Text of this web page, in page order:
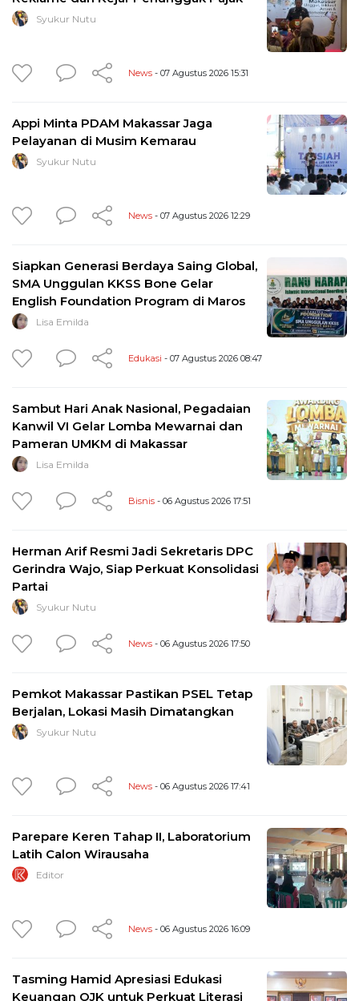
Syukur Nutu
News - 07 Agustus 2026 15:31
Appi Minta PDAM Makassar Jaga
Pelayanan di Musim Kemarau
Syukur Nutu
News - 07 Agustus 2026 12:29
Siapkan Generasi Berdaya Saing Global,
SMA Unggulan KKSS Bone Gelar
English Foundation Program di Maros
Lisa Emilda
Edukasi - 07 Agustus 2026 08:47
Sambut Hari Anak Nasional, Pegadaian
Kanwil VI Gelar Lomba Mewarnai dan
Pameran UMKM di Makassar
Lisa Emilda
Bisnis - 06 Agustus 2026 17:51
Herman Arif Resmi Jadi Sekretaris DPC
Gerindra Wajo, Siap Perkuat Konsolidasi
Partai
Syukur Nutu
News - 06 Agustus 2026 17:50
Pemkot Makassar Pastikan PSEL Tetap
Berjalan, Lokasi Masih Dimatangkan
Syukur Nutu
News - 06 Agustus 2026 17:41
Parepare Keren Tahap II, Laboratorium
Latih Calon Wirausaha
Editor
News - 06 Agustus 2026 16:09
Tasming Hamid Apresiasi Edukasi
Keuangan OJK untuk Perkuat Literasi